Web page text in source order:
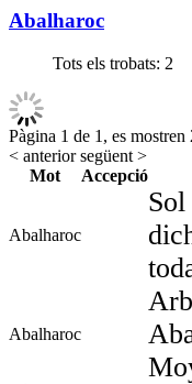
Abalharoc
Tots els trobats: 2
Pàgina 1 de 1, es
< anteriorsegüent >
Mot
Accepció
Abalharoc
Abalharoc